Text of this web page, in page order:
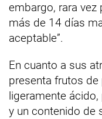
embargo, rara vez
más de 14 días
aceptable”.
En cuanto a sus
presenta frutos
ligeramente
y un contenido de